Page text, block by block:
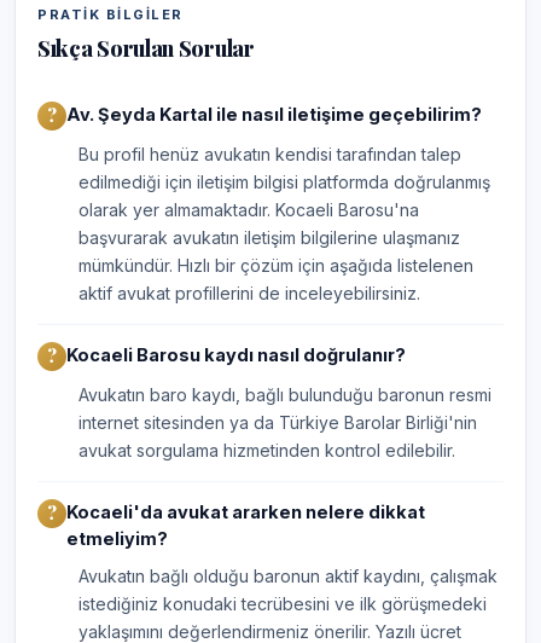
PRATIK BILGILER
Sıkça Sorulan Sorular
Av. Şeyda Kartal ile nasıl iletişime geçebilirim?
Bu profil henüz avukatın kendisi tarafından talep
edilmediği için iletişim bilgisi platformda doğrulanmış
olarak yer almamaktadır. Kocaeli Barosu'na
başvurarak avukatın iletişim bilgilerine ulaşmanız
mümkündür. Hızlı bir çözüm için aşağıda listelenen
aktif avukat profillerini de inceleyebilirsiniz.
Kocaeli Barosu kaydı nasıl doğrulanır?
Avukatın baro kaydı, bağlı bulunduğu baronun resmi
internet sitesinden ya da Türkiye Barolar Birliği'nin
avukat sorgulama hizmetinden kontrol edilebilir.
Kocaeli'da avukat ararken nelere dikkat
etmeliyim?
Avukatın bağlı olduğu baronun aktif kaydını, çalışmak
istediğiniz konudaki tecrübesini ve ilk görüşmedeki
yaklaşımını değerlendirmeniz önerilir. Yazılı ücret